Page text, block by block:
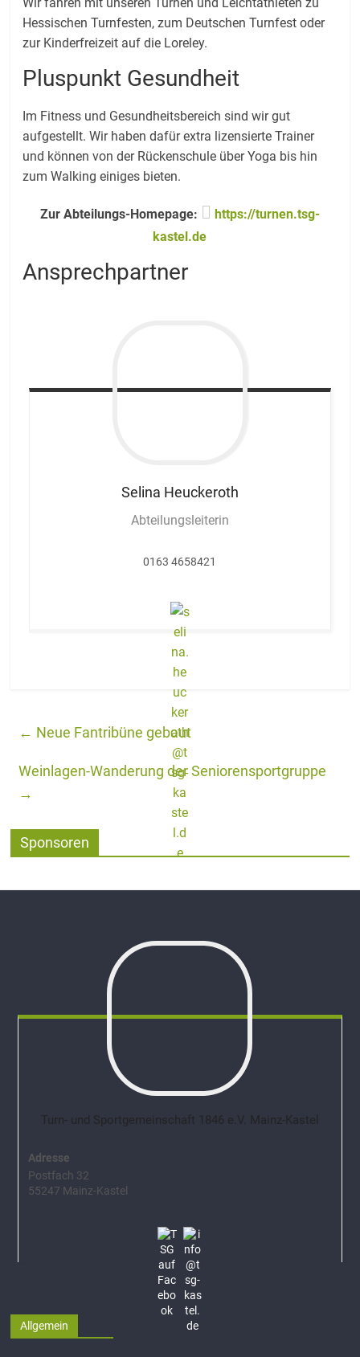
Hessischen Turnfesten, zum Deutschen Turnfest oder
zur Kinderfreizeit auf die Loreley.
Pluspunkt Gesundheit
Im Fitness und Gesundheitsbereich sind wir gut
aufgestellt. Wir haben dafür extra lizensierte Trainer
und können von der Rückenschule über Yoga bis hin
zum Walking einiges bieten.
Zur Abteilungs-Homepage:
https://turnen.tsg-
kastel.de
Ansprechpartner
Selina Heuckeroth
Abteilungsleiterin
0163 4658421
← Neue Fantribüne gebaut
Weinlagen-Wanderung der Seniorensportgruppe
→
Sponsoren
Turn- und Sportgemeinschaft 1846 e.V. Mainz-Kastel
Adresse
Postfach 32
55247 Mainz-Kastel
Allgemein